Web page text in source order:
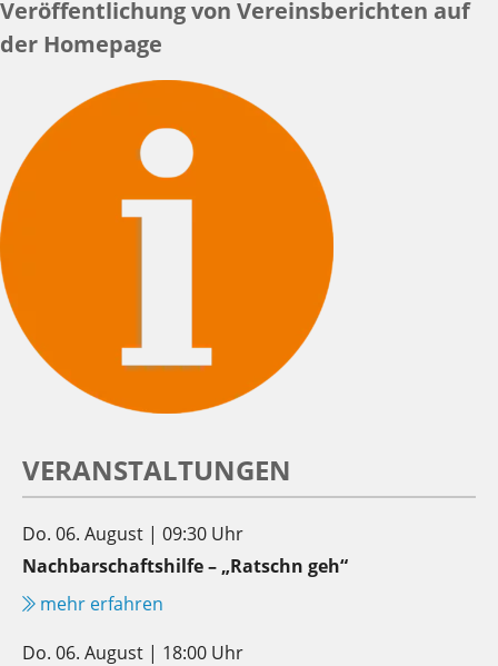
Veröffentlichung von Vereinsberichten auf
der Homepage
VERANSTALTUNGEN
Do. 06. August | 09:30 Uhr
Nachbarschaftshilfe – „Ratschn geh“
mehr erfahren
Do. 06. August | 18:00 Uhr